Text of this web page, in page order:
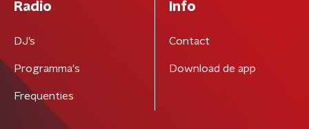
Radio
DJ’s
Programma's
Frequenties
Info
Contact
Download de app